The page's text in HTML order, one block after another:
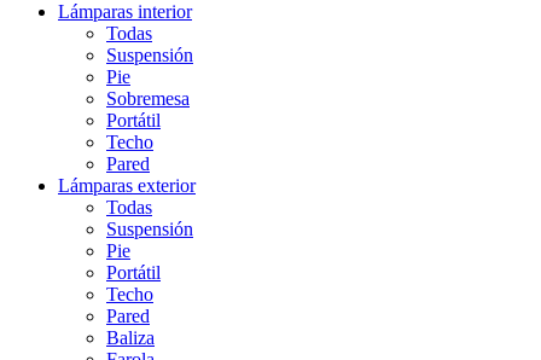
Lámparas interior
Todas
Suspensión
Pie
Sobremesa
Portátil
Techo
Pared
Lámparas exterior
Todas
Suspensión
Pie
Portátil
Techo
Pared
Baliza